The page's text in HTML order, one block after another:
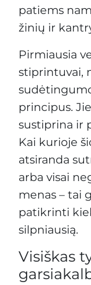
patiems
žinių ir
Pirmiausia
stiprintuvai,
principus.
sustiprina ir
Kai kurioje
atsiranda
arba visai
menas – tai
patikrinti
silpniausią.
Visiškas